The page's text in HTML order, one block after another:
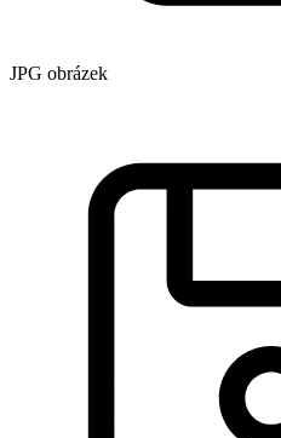
JPG obrázek